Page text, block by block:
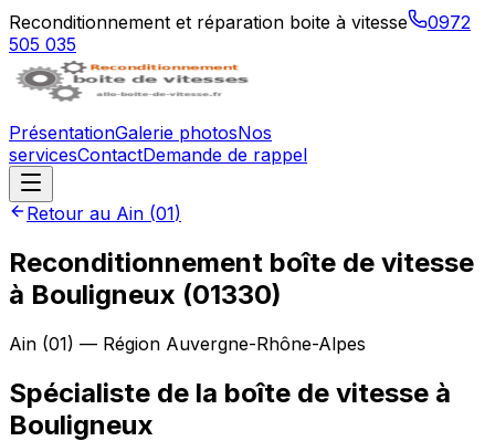
Reconditionnement et réparation boite à vitesse
0972
505 035
PrésentationGalerie photosNos
servicesContactDemande de rappel
Retour au Ain (01)
Reconditionnement boîte de vitesse
à Bouligneux (01330)
Ain (01) — Région Auvergne-Rhône-Alpes
Spécialiste de la boîte de vitesse à
Bouligneux